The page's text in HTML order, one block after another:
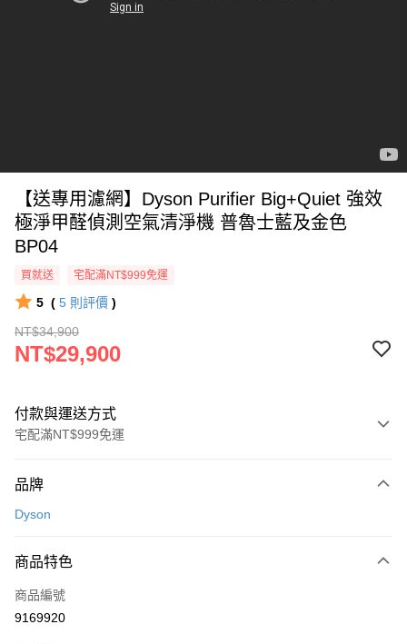
【送專用濾網】Dyson Purifier Big+Quiet 強效
極淨甲醛偵測空氣清淨機 普魯士藍及金色
BP04
買就送 宅配滿NT$999免運
5 ( 5 則評價 )
NT$34,900
NT$29,900
付款與運送方式
宅配滿NT$999免運
信用卡一次付款
3 期 0 利率 每期
合作金庫商業銀行
上海商業儲蓄銀行
合作金庫商業銀行
即享券
品牌
Dyson
商品特色
商品編號
9169920